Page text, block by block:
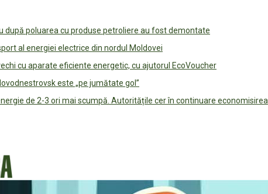
după poluarea cu produse petroliere au fost demontate
al energiei electrice din nordul Moldovei
cu aparate eficiente energetic, cu ajutorul EcoVoucher
este „pe jumătate gol”
de 2-3 ori mai scumpă. Autoritățile cer în continuare economisirea